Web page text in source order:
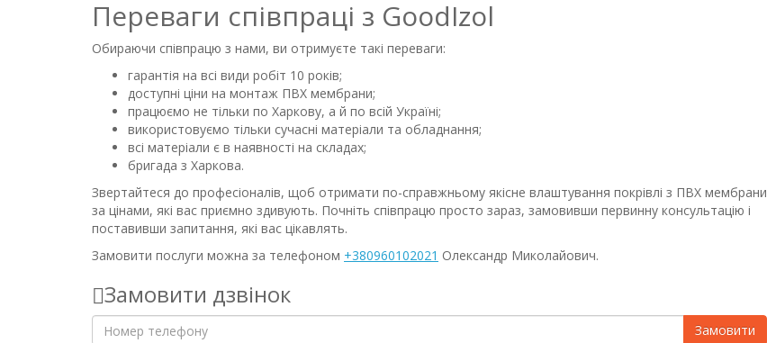
Переваги співпраці з GoodIzol
Обираючи співпрацю з нами, ви отримуєте такі переваги:
гарантія на всі види робіт 10 років;
доступні ціни на монтаж ПВХ мембрани;
працюємо не тільки по Харкову, а й по всій Україні;
використовуємо тільки сучасні матеріали та обладнання;
всі матеріали є в наявності на складах;
бригада з Харкова.
Звертайтеся до професіоналів, щоб отримати по-справжньому якісне влаштування покрівлі з ПВХ мембрани
за цінами, які вас приємно здивують. Почніть співпрацю просто зараз, замовивши первинну консультацію і
поставивши запитання, які вас цікавлять.
Замовити послуги можна за телефоном +380960102021 Олександр Миколайович.
Замовити дзвінок
Замовити